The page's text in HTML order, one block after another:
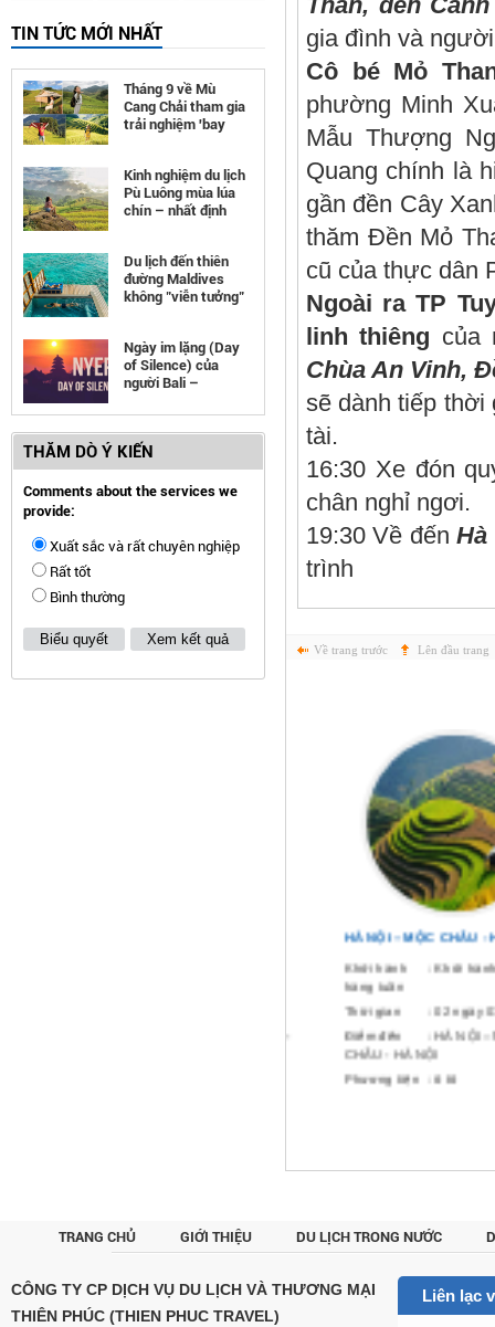
TIN TỨC MỚI NHẤT
Tháng 9 về Mù
Cang Chải tham gia
trải nghiệm 'bay
Kinh nghiệm du lịch
Pù Luông mùa lúa
chín – nhất định
Du lịch đến thiên
đường Maldives
không "viễn tưởng"
Ngày im lặng (Day
of Silence) của
người Bali –
THĂM DÒ Ý KIẾN
Comments about the services we
provide:
Xuất sắc và rất chuyên nghiệp
Rất tốt
Bình thường
Biểu quyết Xem kết quả
gia đình và
Cô bé Mỏ
phường Minh
Mẫu Thượng
Quang chính là
gần đền Cây
thăm Đền Mỏ
cũ của thực dân
Ngoài ra TP
linh thiêng của
Chùa An Vinh,
sẽ dành tiếp thời
tài.
16:30 Xe đón
chân nghỉ ngơi.
19:30 Về đến Hà
trình
Về trang trước Lên đầu trang
HÀ NỘI – MỘC CHÂU - HÀ
Khởi hành
: Khởi hành thứ
hàng tuần
Thời gian
: 02 ngày 01
Điểm đến
: HÀ NỘI – MỘC
CHÂU - HÀ NỘI
Phương tiện
: ô tô
TRANG CHỦ GIỚI THIỆU DU LỊCH TRONG NƯỚC
CÔNG TY CP DỊCH VỤ DU LỊCH VÀ THƯƠNG MẠI
THIÊN PHÚC (THIEN PHUC TRAVEL)
Liên lạc